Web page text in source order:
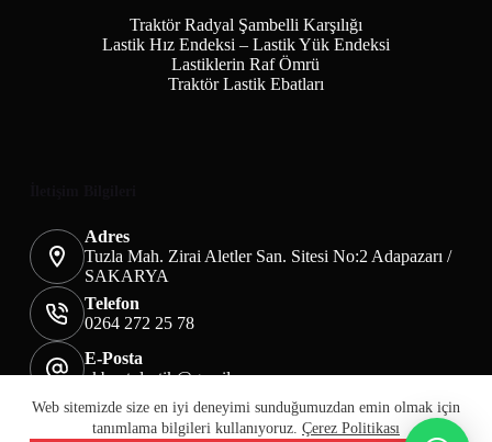
Web sitemizde size en iyi deneyimi sunduğumuzdan emin olmak için
tanımlama bilgileri kullanıyoruz. Çerez Politikası
Traktör Radyal Şambelli Karşılığı
Lastik Hız Endeksi – Lastik Yük Endeksi
Lastiklerin Raf Ömrü
Traktör Lastik Ebatları
Adres
Tuzla Mah. Zirai Aletler San. Sitesi No:2 Adapazarı /
SAKARYA
Telefon
0264 272 25 78
E-Posta
akbaotolastik@gmail.com
Mesafeli Satış Sözleşmesi
Teslimat&İade
Üyelik KVKK Sayfası
Çerez Politikası